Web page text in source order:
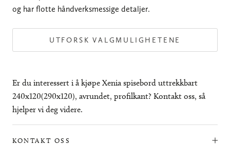
og har flotte håndverksmessige detaljer.
UTFORSK VALGMULIGHETENE
Er du interessert i å kjøpe Xenia spisebord uttrekkbart
240x120(290x120), avrundet, profilkant? Kontakt oss, så
hjelper vi deg videre.
KONTAKT OSS